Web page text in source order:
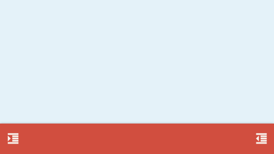
format_indent_increase format_indent_decrease